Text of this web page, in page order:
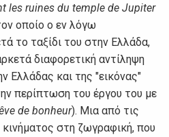
les ruines du temple de Jupiter
οποίο ο εν λόγω
το ταξίδι του στην Ελλάδα,
διαφορετική αντίληψη
Ελλάδας και της "εικόνας"
περίπτωση του έργου του με
de bonheur). Μια από τις
στη ζωγραφική, που